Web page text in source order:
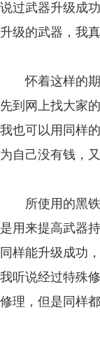
说过武器升级成
升级的武器，我
怀着这样的期
先到网上找大家
我也可以用同样
为自己没有钱，
所使用的黑铁
是用来提高武器
同样能升级成功
我听说经过特殊
修理，但是同样都